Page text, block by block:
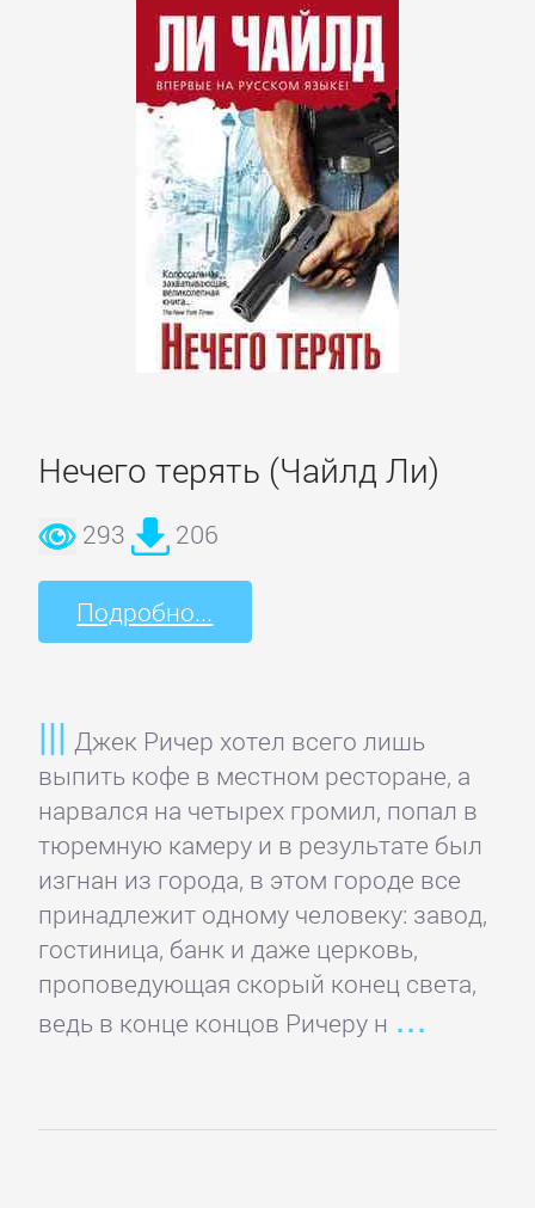
Нечего терять (Чайлд Ли)
293 206
Подробно...
Джек Ричер хотел всего лишь
выпить кофе в местном ресторане, а
нарвался на четырех громил, попал в
тюремную камеру и в результате был
изгнан из города, в этом городе все
принадлежит одному человеку: завод,
гостиница, банк и даже церковь,
проповедующая скорый конец света,
ведь в конце концов Ричеру н
Зарубежная
литература
Корпоративная
бизнес
Маркетинг,
PR,
реклама
О
бизнесе
популярно
Отраслевые
издания
Поиск